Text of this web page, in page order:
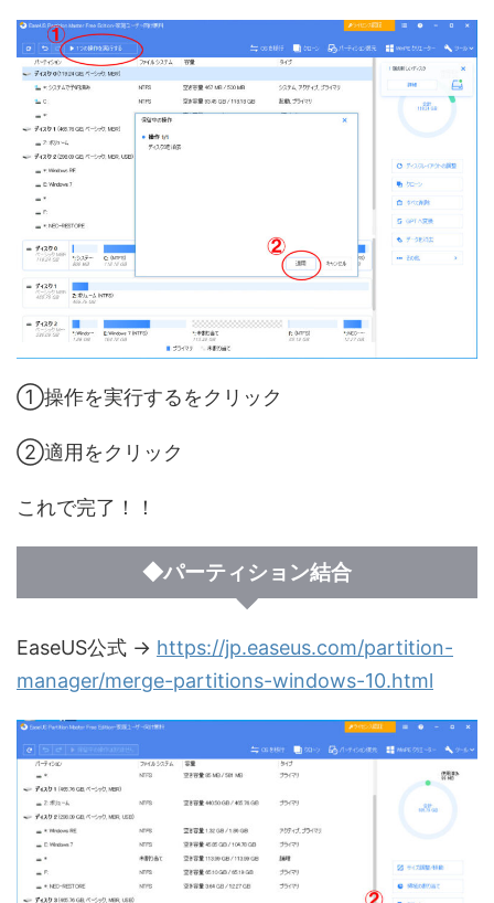
①操作を実行するをクリック
②適用をクリック
これで完了！！
◆パーティション結合
EaseUS公式 → https://jp.easeus.com/partition-
manager/merge-partitions-windows-10.html